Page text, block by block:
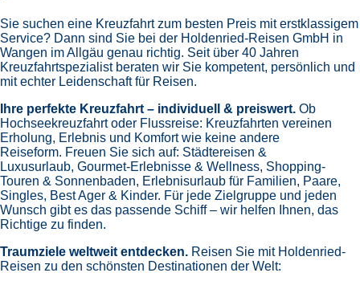
Sie suchen eine Kreuzfahrt zum besten Preis mit erstklassigem
Service? Dann sind Sie bei der Holdenried-Reisen GmbH in
Wangen im Allgäu genau richtig. Seit über 40 Jahren
Kreuzfahrtspezialist beraten wir Sie kompetent, persönlich und
mit echter Leidenschaft für Reisen.
Ihre perfekte Kreuzfahrt – individuell & preiswert. Ob
Hochseekreuzfahrt oder Flussreise: Kreuzfahrten vereinen
Erholung, Erlebnis und Komfort wie keine andere
Reiseform. Freuen Sie sich auf: Städtereisen &
Luxusurlaub, Gourmet-Erlebnisse & Wellness, Shopping-
Touren & Sonnenbaden, Erlebnisurlaub für Familien, Paare,
Singles, Best Ager & Kinder. Für jede Zielgruppe und jeden
Wunsch gibt es das passende Schiff – wir helfen Ihnen, das
Richtige zu finden.
Traumziele weltweit entdecken. Reisen Sie mit Holdenried-
Reisen zu den schönsten Destinationen der Welt: